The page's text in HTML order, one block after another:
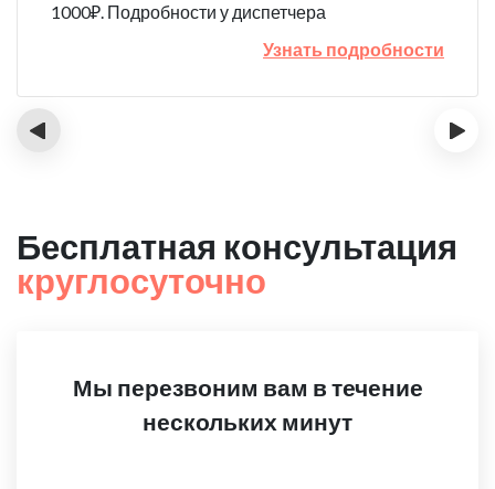
1000₽. Подробности у диспетчера
Узнать подробности
‹ ›
Бесплатная консультация
круглосуточно
Мы перезвоним вам в течение
нескольких минут